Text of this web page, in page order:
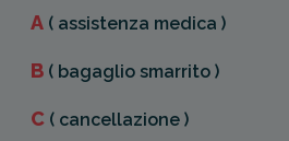
A ( assistenza medica )
B ( bagaglio smarrito )
C ( cancellazione )